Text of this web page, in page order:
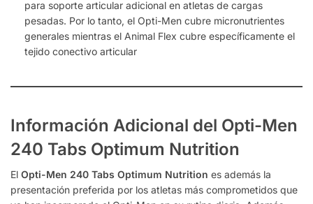
para soporte articular adicional en atletas de cargas
pesadas. Por lo tanto, el Opti-Men cubre micronutrientes
generales mientras el Animal Flex cubre específicamente el
tejido conectivo articular
Información Adicional del Opti-Men
240 Tabs Optimum Nutrition
El Opti-Men 240 Tabs Optimum Nutrition es además la
presentación preferida por los atletas más comprometidos que